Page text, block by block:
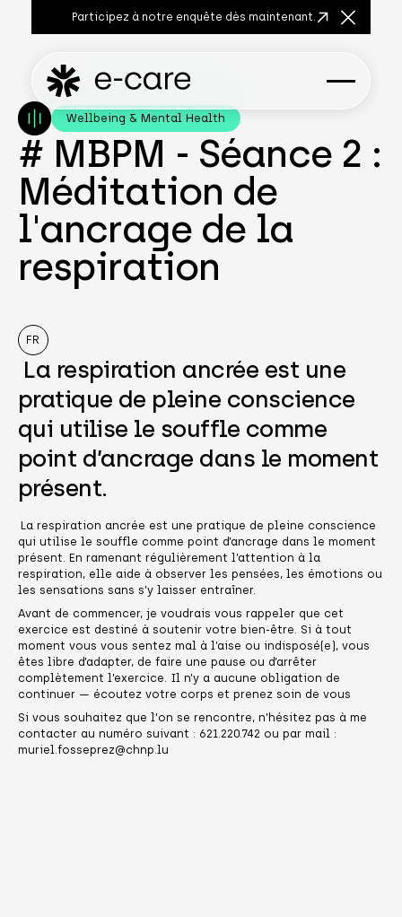
Participez à notre enquête dès maintenant.
Fermer
Wellbeing & Mental Health
# MBPM - Séance 2 :
Méditation de
l'ancrage de la
respiration
FR
La respiration ancrée est une
pratique de pleine conscience
qui utilise le souffle comme
point d’ancrage dans le moment
présent.
La respiration ancrée est une pratique de pleine conscience
qui utilise le souffle comme point d’ancrage dans le moment
présent. En ramenant régulièrement l’attention à la
respiration, elle aide à observer les pensées, les émotions ou
les sensations sans s’y laisser entraîner.
Avant de commencer, je voudrais vous rappeler que cet
exercice est destiné à soutenir votre bien-être. Si à tout
moment vous vous sentez mal à l’aise ou indisposé(e), vous
êtes libre d’adapter, de faire une pause ou d’arrêter
complètement l’exercice. Il n’y a aucune obligation de
continuer — écoutez votre corps et prenez soin de vous
Si vous souhaitez que l'on se rencontre, n'hésitez pas à me
contacter au numéro suivant : 621.220.742 ou par mail :
muriel.fosseprez@chnp.lu